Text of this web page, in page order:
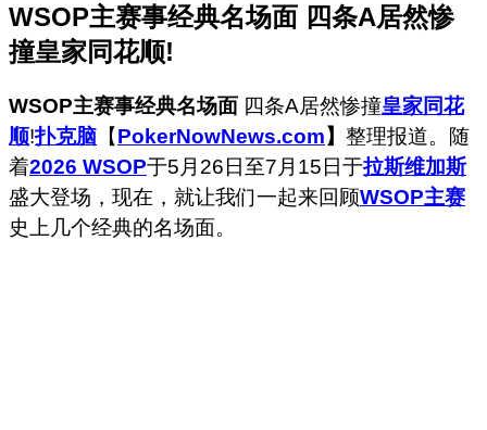
WSOP主赛事经典名场面 四条A居然惨
撞皇家同花顺!
WSOP主赛事经典名场面 四条A居然惨撞皇家同花
顺!扑克脑 【PokerNowNews.com】 整理报道。随
着2026 WSOP于5月26日至7月15日于拉斯维加斯
盛大登场，现在，就让我们一起来回顾WSOP主赛
史上几个经典的名场面。